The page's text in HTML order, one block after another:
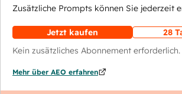
Zusätzliche Prompts können Sie jederzeit
Jetzt kaufen
28
Kein zusätzliches Abonnement erforderlich.
Mehr über AEO erfahren